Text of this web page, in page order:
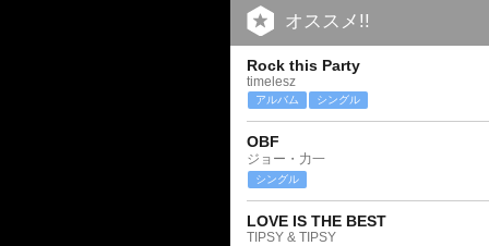
オススメ!!
Rock this Party
timelesz
アルバム シングル
OBF
ジョー・力一
シングル
LOVE IS THE BEST
TIPSY & TIPSY